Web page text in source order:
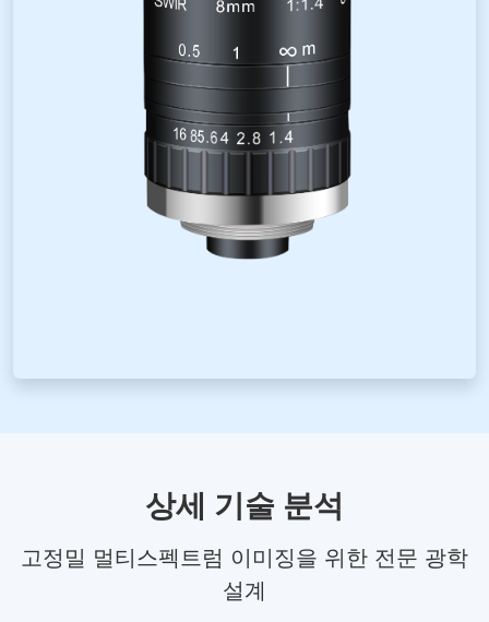
상세 기술 분석
고정밀 멀티스펙트럼 이미징을 위한 전문 광학
설계